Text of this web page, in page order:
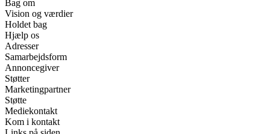
Bag om
Vision og værdier
Holdet bag
Hjælp os
Adresser
Samarbejdsform
Annoncegiver
Støtter
Marketingpartner
Støtte
Mediekontakt
Kom i kontakt